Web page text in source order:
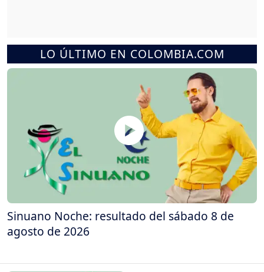
LO ÚLTIMO EN COLOMBIA.COM
Sinuano Noche: resultado del sábado 8 de
agosto de 2026